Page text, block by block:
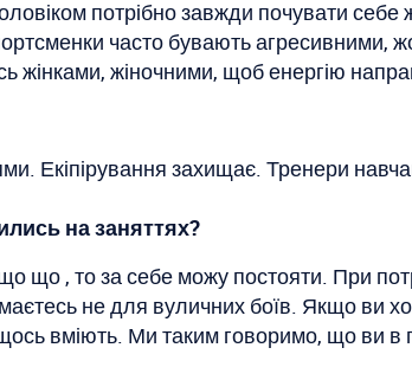
потрібно завжди почувати
часто бувають агресивними,
жіночними, щоб енергію
Екіпірування захищає. Тренери
на заняттях?
, то за себе можу постояти. При
не для вуличних боїв. Якщо ви
вміють. Ми таким говоримо, що ви